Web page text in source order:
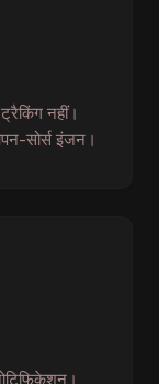
नहीं।
सोर्स इंजन।